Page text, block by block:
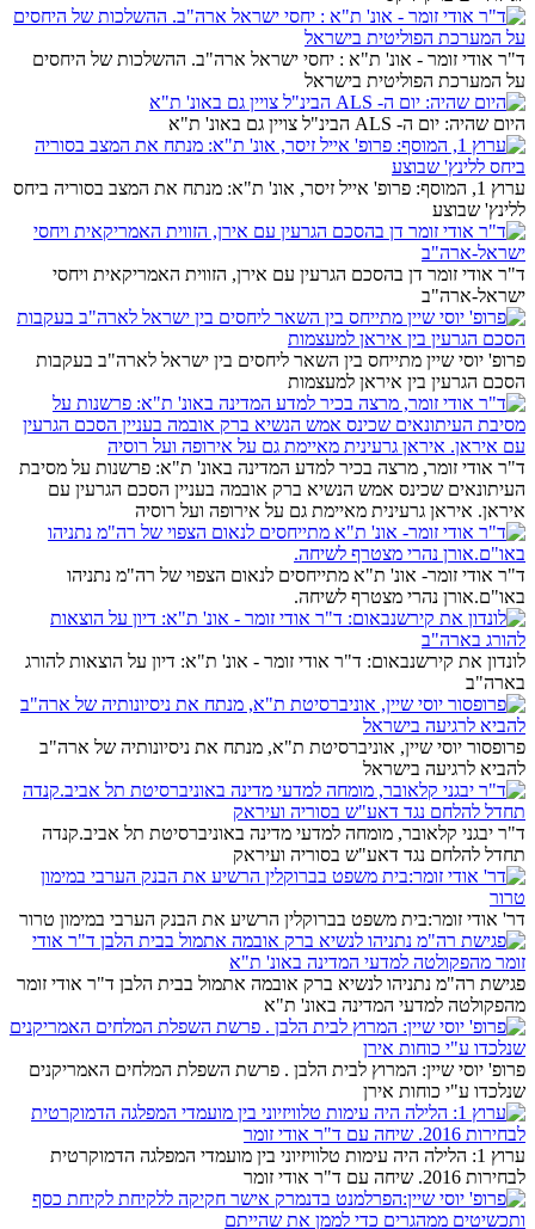
ד"ר אודי זומר - אונ' ת"א : יחסי ישראל ארה"ב. ההשלכות של היחסים
על המערכת הפוליטית בישראל
היום שהיה: יום ה- ALS הבינ"ל צויין גם באונ' ת"א
ערוץ 1, המוסף: פרופ' אייל זיסר, אונ' ת"א: מנתח את המצב בסוריה ביחס
ללינץ' שבוצע
ד"ר אודי זומר דן בהסכם הגרעין עם אירן, הזווית האמריקאית ויחסי
ישראל-ארה"ב
פרופ' יוסי שיין מתייחס בין השאר ליחסים בין ישראל לארה"ב בעקבות
הסכם הגרעין בין איראן למעצמות
ד"ר אודי זומר, מרצה בכיר למדע המדינה באונ' ת"א: פרשנות על מסיבת
העיתונאים שכינס אמש הנשיא ברק אובמה בעניין הסכם הגרעין עם
איראן. איראן גרעינית מאיימת גם על אירופה ועל רוסיה
ד"ר אודי זומר- אונ' ת"א מתייחסים לנאום הצפוי של רה"מ נתניהו
באו"ם.אורן נהרי מצטרף לשיחה.
לונדון את קירשנבאום: ד"ר אודי זומר - אונ' ת"א: דיון על הוצאות להורג
בארה"ב
פרופסור יוסי שיין, אוניברסיטת ת"א, מנתח את ניסיונותיה של ארה"ב
להביא לרגיעה בישראל
ד"ר יבגני קלאובר, מומחה למדעי מדינה באוניברסיטת תל אביב.קנדה
תחדל להלחם נגד דאע"ש בסוריה ועיראק
דר' אודי זומר:בית משפט בברוקלין הרשיע את הבנק הערבי במימון טרור
פגישת רה"מ נתניהו לנשיא ברק אובמה אתמול בבית הלבן ד"ר אודי זומר
מהפקולטה למדעי המדינה באונ' ת"א
פרופ' יוסי שיין: המרוץ לבית הלבן . פרשת השפלת המלחים האמריקנים
שנלכדו ע"י כוחות אירן
ערוץ 1: הלילה היה עימות טלוויזיוני בין מועמדי המפלגה הדמוקרטית
לבחירות 2016. שיחה עם ד"ר אודי זומר